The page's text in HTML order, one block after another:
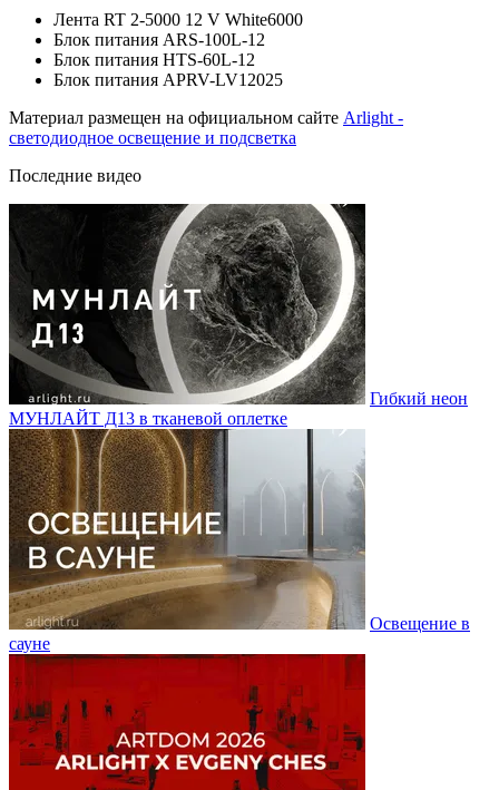
Лента RT 2-5000 12 V White6000
Блок питания ARS-100L-12
Блок питания HTS-60L-12
Блок питания APRV-LV12025
Материал размещен на официальном сайте Arlight -
светодиодное освещение и подсветка
Последние видео
Гибкий неон
МУНЛАЙТ Д13 в тканевой оплетке
Освещение в
сауне